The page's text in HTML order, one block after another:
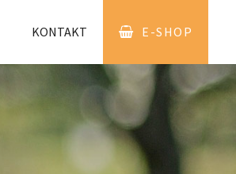
KONTAKT E-SHOP